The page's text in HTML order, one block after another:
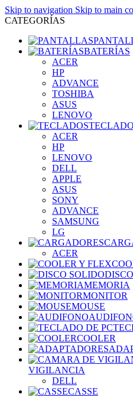
Skip to navigation Skip to main
CATEGORÍAS
BATERÍAS
ACER
HP
ADVANCE
TOSHIBA
ASUS
LENOVO
ACER
HP
LENOVO
DELL
APPLE
ASUS
SONY
ADVANCE
SAMSUNG
LG
ACER
MEMORIA
MONITOR
MOUSE
COOLER
VIGILANCIA
DELL
CASSE